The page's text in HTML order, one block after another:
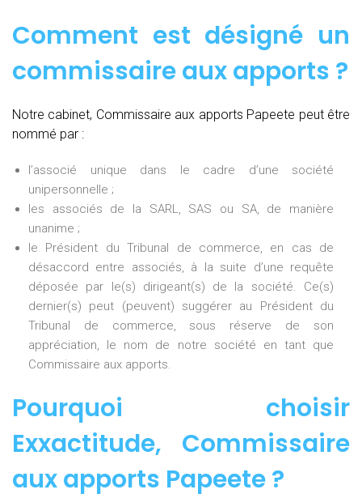
Comment est désigné un
commissaire aux apports ?
Notre cabinet, Commissaire aux apports Papeete peut être
nommé par :
l’associé unique dans le cadre d’une société
unipersonnelle ;
les associés de la SARL, SAS ou SA, de manière
unanime ;
le Président du Tribunal de commerce, en cas de
désaccord entre associés, à la suite d’une requête
déposée par le(s) dirigeant(s) de la société. Ce(s)
dernier(s) peut (peuvent) suggérer au Président du
Tribunal de commerce, sous réserve de son
appréciation, le nom de notre société en tant que
Commissaire aux apports.
Pourquoi choisir
Exxactitude, Commissaire
aux apports Papeete?